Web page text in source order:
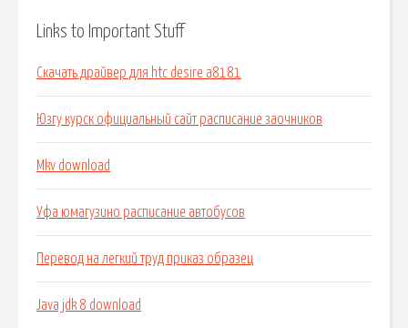
Links to Important Stuff
Скачать драйвер для htc desire a8181
Юзгу курск официальный сайт расписание заочников
Mkv download
Уфа юмагузино расписание автобусов
Перевод на легкий труд приказ образец
Java jdk 8 download